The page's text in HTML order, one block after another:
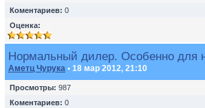
Коментариев: 0
Оценка:
Нормальный дилер. Особенно для
Аметц Чурука • 18 мар 2012, 21:10
Просмотры: 987
Коментариев: 0